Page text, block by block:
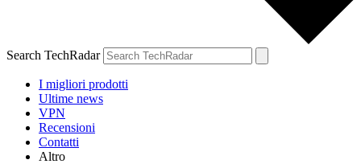
Search TechRadar
I migliori prodotti
Ultime news
VPN
Recensioni
Contatti
Altro